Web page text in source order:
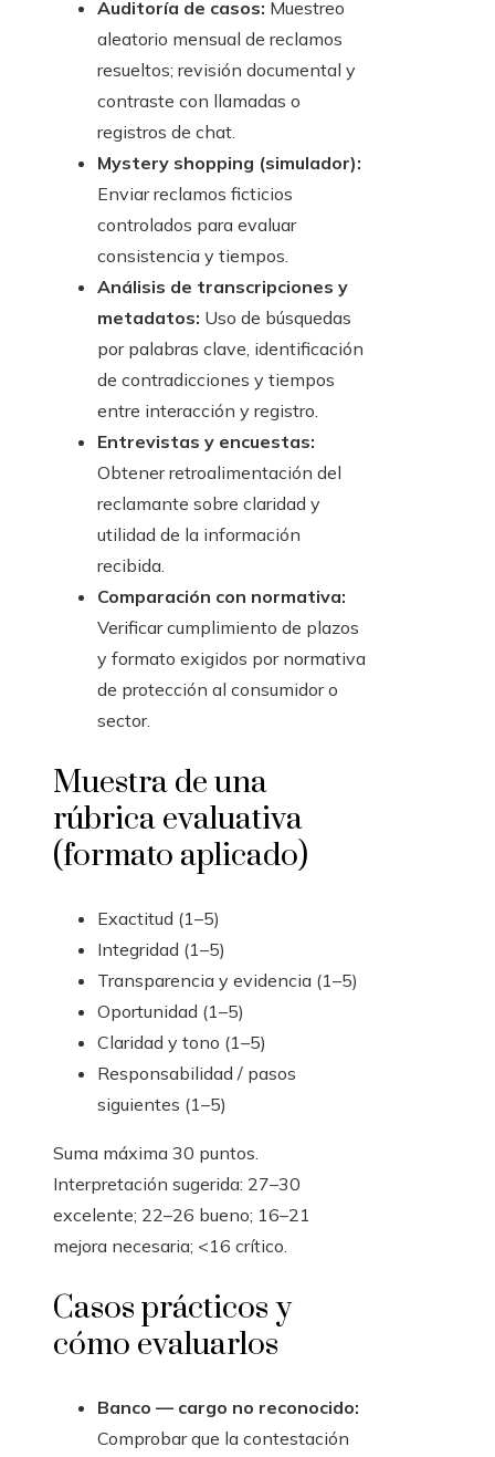
Auditoría de casos: Muestreo
aleatorio mensual de reclamos
resueltos; revisión documental y
contraste con llamadas o
registros de chat.
Mystery shopping (simulador):
Enviar reclamos ficticios
controlados para evaluar
consistencia y tiempos.
Análisis de transcripciones y
metadatos: Uso de búsquedas
por palabras clave, identificación
de contradicciones y tiempos
entre interacción y registro.
Entrevistas y encuestas:
Obtener retroalimentación del
reclamante sobre claridad y
utilidad de la información
recibida.
Comparación con normativa:
Verificar cumplimiento de plazos
y formato exigidos por normativa
de protección al consumidor o
sector.
Muestra de una
rúbrica evaluativa
(formato aplicado)
Exactitud (1–5)
Integridad (1–5)
Transparencia y evidencia (1–5)
Oportunidad (1–5)
Claridad y tono (1–5)
Responsabilidad / pasos
siguientes (1–5)
Suma máxima 30 puntos.
Interpretación sugerida: 27–30
excelente; 22–26 bueno; 16–21
mejora necesaria; <16 crítico.
Casos prácticos y
cómo evaluarlos
Banco — cargo no reconocido:
Comprobar que la contestación